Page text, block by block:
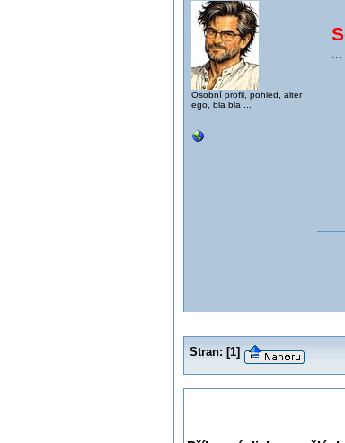
Osobní profil, pohled, alter
ego, bla bla ...
...
Stran: [1]